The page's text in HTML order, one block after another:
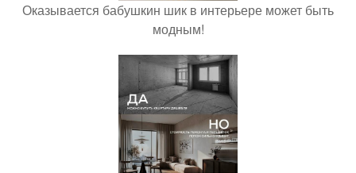
Оказывается бабушкин шик в интерьере может быть
модным!